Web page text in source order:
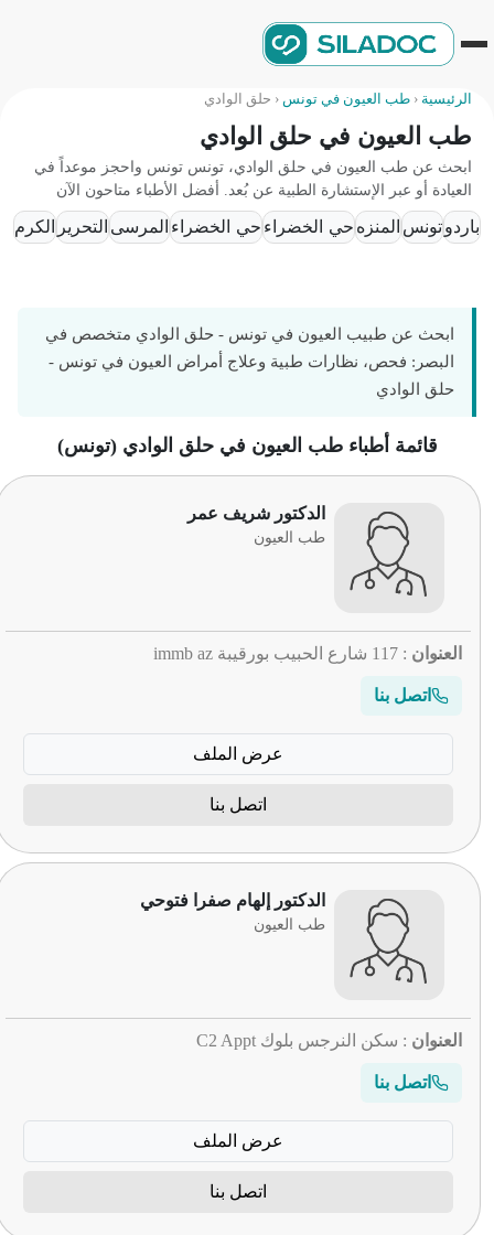
الرئيسية‹طب العيون في تونس‹حلق الوادي
طب العيون في حلق الوادي
ابحث عن طب العيون في حلق الوادي، تونس تونس واحجز موعداً في
العيادة أو عبر الإستشارة الطبية عن بُعد. أفضل الأطباء متاحون الآن
باردوتونسالمنزه حي الخضراء حي الخضراء المرسىالتحرير الكرم
ابحث عن طبيب العيون في تونس - حلق الوادي متخصص في
البصر: فحص، نظارات طبية وعلاج أمراض العيون في تونس -
حلق الوادي
قائمة أطباء طب العيون في حلق الوادي (تونس)
الدكتور شريف عمر
طب العيون
العنوان : 117 شارع الحبيب بورقيبة immb az
اتصل بنا
عرض الملف
اتصل بنا
الدكتور إلهام صفرا فتوحي
طب العيون
العنوان : سكن النرجس بلوك C2 Appt
اتصل بنا
عرض الملف
اتصل بنا